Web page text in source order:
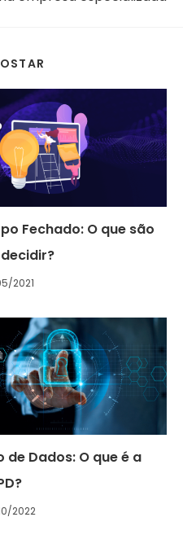
Fechado: O que são
2021
de Dados: O que é a
2022